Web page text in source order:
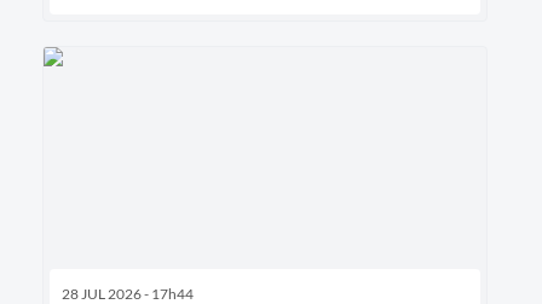
28 JUL 2026 - 17h44